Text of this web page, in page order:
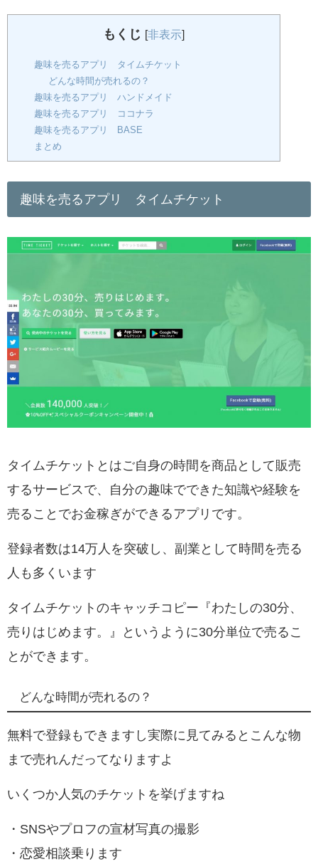
もくじ [非表示]
趣味を売るアプリ タイムチケット
どんな時間が売れるの？
趣味を売るアプリ ハンドメイド
趣味を売るアプリ ココナラ
趣味を売るアプリ BASE
まとめ
趣味を売るアプリ タイムチケット
タイムチケットとはご自身の時間を商品として販売
するサービスで、自分の趣味でできた知識や経験を
売ることでお金稼ぎができるアプリです。
登録者数は14万人を突破し、副業として時間を売る
人も多くいます
タイムチケットのキャッチコピー『わたしの30分、
売りはじめます。』というように30分単位で売るこ
とができます。
どんな時間が売れるの？
無料で登録もできますし実際に見てみるとこんな物
まで売れんだってなりますよ
いくつか人気のチケットを挙げますね
・SNSやプロフの宣材写真の撮影
・恋愛相談乗ります